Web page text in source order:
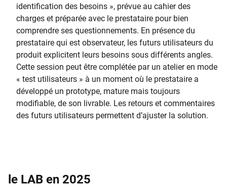
identification des besoins », prévue au cahier des
charges et préparée avec le prestataire pour bien
comprendre ses questionnements. En présence du
prestataire qui est observateur, les futurs utilisateurs du
produit explicitent leurs besoins sous différents angles.
Cette session peut être complétée par un atelier en mode
« test utilisateurs » à un moment où le prestataire a
développé un prototype, mature mais toujours
modifiable, de son livrable. Les retours et commentaires
des futurs utilisateurs permettent d’ajuster la solution.
le LAB en 2025